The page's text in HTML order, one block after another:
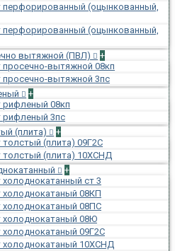
перфорированный (оцынкованный,
перфорированный (оцынкованный,
вытяжной (ПВЛ)
+
просечно-вытяжной 08кп
просечно-вытяжной 3пс
+
рифленый 08кп
рифленый 3пс
(плита)
+
толстый (плита) 09Г2С
толстый (плита) 10ХСНД
+
холоднокатанный ст 3
холоднокатаный 08КП
холоднокатаный 08ПС
холоднокатаный 08Ю
холоднокатаный 09Г2С
холоднокатаный 10ХСНД